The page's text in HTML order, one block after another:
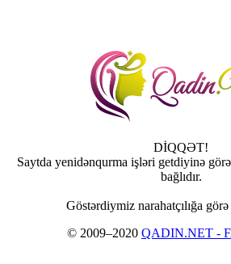
DİQQƏT!
Saytda yenidənqurma işləri getdiyinə
bağlıdır.
Göstərdiymiz narahatçılığa
© 2009–2020 QADIN.NET -